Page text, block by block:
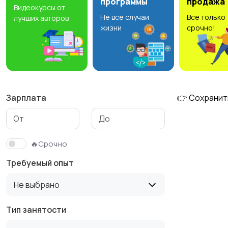
Начало карьеры
Туризм и гостиницы
Видеокурсы от
лучших авторов
Не все случаи
жизни
Всё только
срочно!
Зарплата
🔥Срочно
Требуемый опыт
Не выбрано
Тип занятости
👉